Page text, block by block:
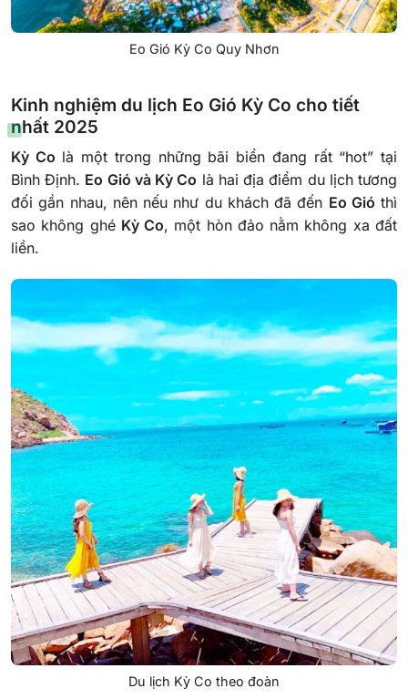
Eo Gió Kỳ Co Quy Nhơn
Kinh nghiệm du lịch Eo Gió Kỳ Co cho tiết
nhất 2025
Kỳ Co là một trong những bãi biển đang rất “hot” tại
Bình Định. Eo Gió và Kỳ Co là hai địa điểm du lịch tương
đối gần nhau, nên nếu như du khách đã đến Eo Gió thì
sao không ghé Kỳ Co, một hòn đảo nằm không xa đất
liền.
Du lịch Kỳ Co theo đoàn